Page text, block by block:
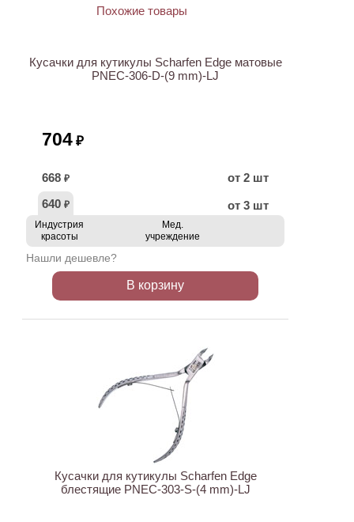
Кусачки для кутикулы Scharfen Edge матовые
PNEC-306-D-(9 mm)-LJ
704 ₽
668 ₽
от 2 шт
640 ₽ от 3 шт
Индустрия
красоты
Мед.
учреждение
Нашли дешевле?
В корзину
Кусачки для кутикулы Scharfen Edge
блестящие PNEC-303-S-(4 mm)-LJ